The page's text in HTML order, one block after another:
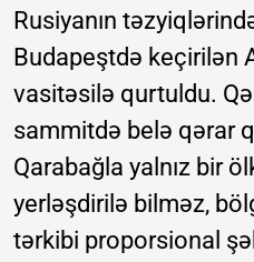
Rusiyanın
Budapeştdə keçirilən
vasitəsilə qurtuldu.
sammitdə belə qərar
Qarabağla yalnız bir
yerləşdirilə bilməz,
tərkibi proporsional